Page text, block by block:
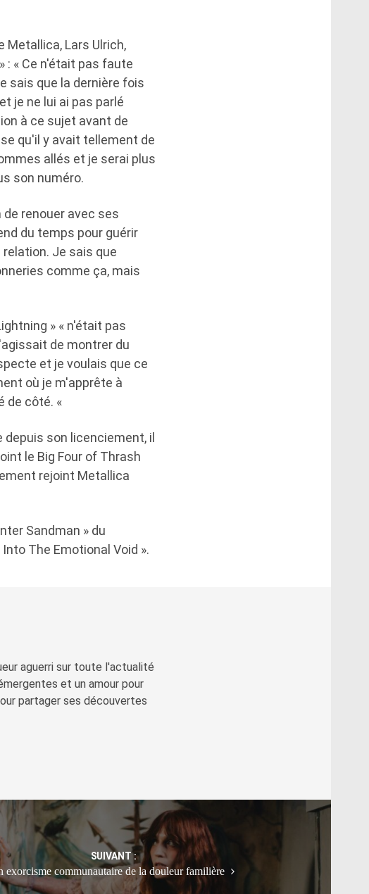
Metallica, Lars Ulrich,
: « Ce n'était pas faute
sais que la dernière fois
je ne lui ai pas parlé
à ce sujet avant de
qu'il y avait tellement de
allés et je serai plus
son numéro.
renouer avec ses
du temps pour guérir
Je sais que
comme ça, mais
» « n'était pas
de montrer du
et je voulais que ce
où je m'apprête à
de côté. «
son licenciement, il
le Big Four of Thrash
rejoint Metallica
Sandman » du
The Emotional Void ».
aguerri sur toute l'actualité
et un amour pour
partager ses découvertes
SUIVANT :
exorcisme communautaire de la douleur familière